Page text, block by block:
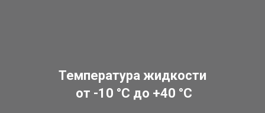
Температура жидкости
от -10 °C до +40 °C